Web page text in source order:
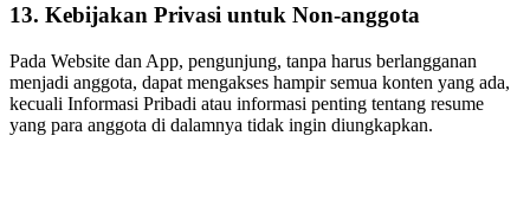
13. Kebijakan Privasi untuk Non-anggota
Pada Website dan App, pengunjung, tanpa harus berlangganan
menjadi anggota, dapat mengakses hampir semua konten yang ada,
kecuali Informasi Pribadi atau informasi penting tentang resume
yang para anggota di dalamnya tidak ingin diungkapkan.